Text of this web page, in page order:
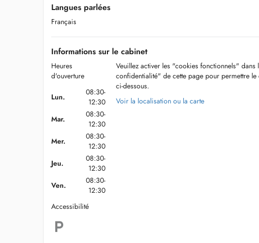
Langues parlées
Français
Informations sur le cabinet
Heures
d'ouverture
Lun.
08:30-
12:30
Mar.
08:30-
12:30
Mer.
08:30-
12:30
Jeu.
08:30-
12:30
Ven.
08:30-
12:30
Accessibilité
Veuillez activer les "cookies fonctionnels" dans
confidentialité" de cette page pour permettre le
ci-dessous.
Voir la localisation ou la carte